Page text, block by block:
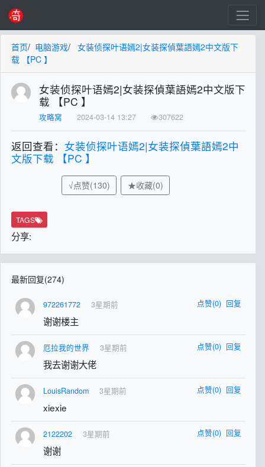
首页/ 电脑游戏/ 女装侦探叶语嫣2|女装探偵葉語嫣2中文版下
载 【PC 】
女装侦探叶语嫣2|女装探偵葉語嫣2中文版下
载 【PC 】
攻略窝 2024-03-14 13:27 307622
返回查看： 女装侦探叶语嫣2|女装探偵葉語嫣2中
文版下载 【PC 】
√点赞(130) ★收藏(0)
TAGS
分享:
最新回复(274)
972261772 3星期前 点赞(0) 回复
谢谢楼主
厄拉我的世界 3星期前 点赞(0) 回复
我去谢谢大佬
LouisRandom 3星期前 点赞(0) 回复
xiexie
2122202 3星期前 点赞(0) 回复
谢谢